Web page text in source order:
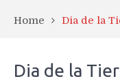
Home Dia de la
Dia de la